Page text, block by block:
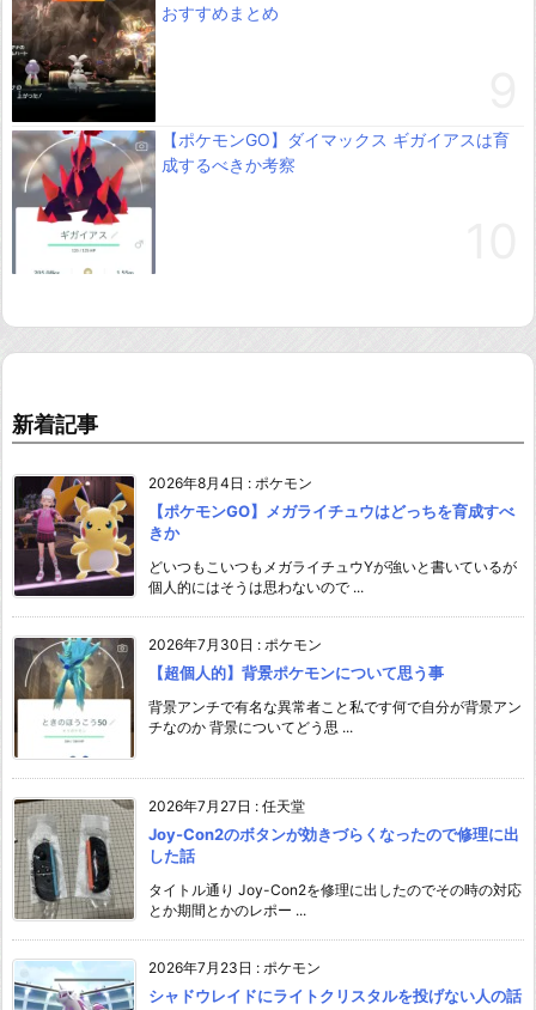
おすすめまとめ
【ポケモンGO】ダイマックス ギガイアスは育
成するべきか考察
新着記事
2026年8月4日 : ポケモン
【ポケモンGO】メガライチュウはどっちを育成すべ
きか
どいつもこいつもメガライチュウYが強いと書いているが
個人的にはそうは思わないので ...
2026年7月30日 : ポケモン
【超個人的】背景ポケモンについて思う事
背景アンチで有名な異常者こと私です何で自分が背景アン
チなのか 背景についてどう思 ...
2026年7月27日 : 任天堂
Joy-Con2のボタンが効きづらくなったので修理に出
した話
タイトル通り Joy-Con2を修理に出したのでその時の対応
とか期間とかのレポー ...
2026年7月23日 : ポケモン
シャドウレイドにライトクリスタルを投げない人の話